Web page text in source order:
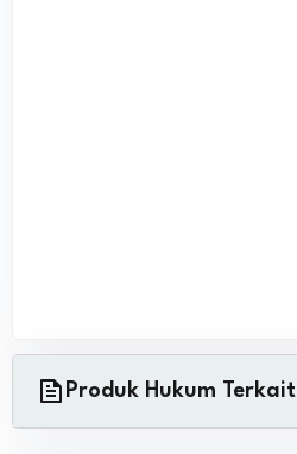
Produk Hukum Terkait